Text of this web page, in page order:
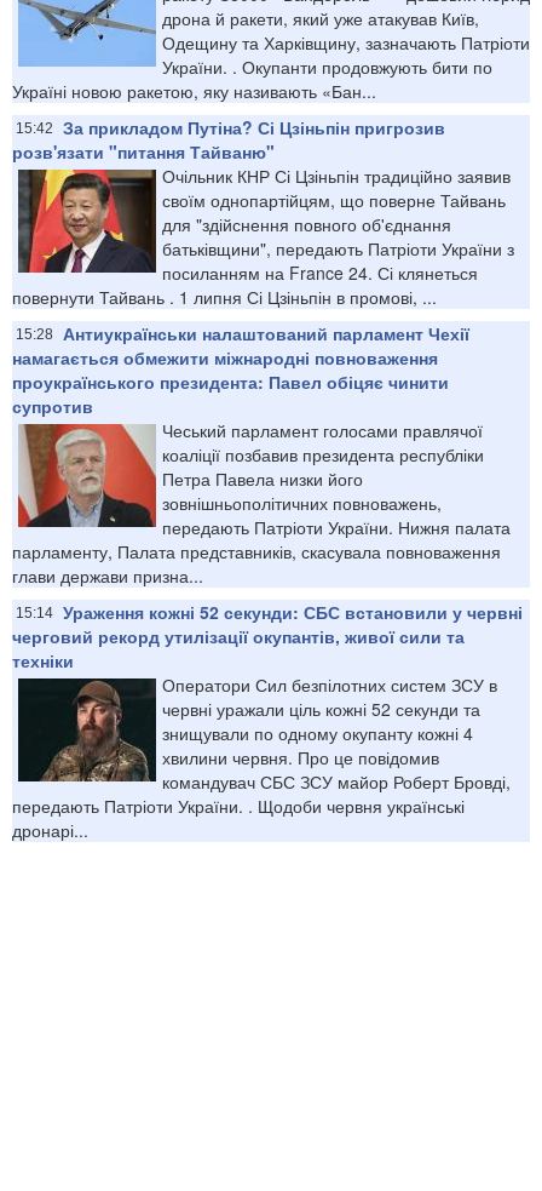
дрона й ракети, який уже атакував Київ,
Одещину та Харківщину, зазначають Патріоти
України. . Окупанти продовжують бити по
Україні новою ракетою, яку називають «Бан...
15:42
За прикладом Путіна? Сі Цзіньпін пригрозив
розв'язати "питання Тайваню"
Очільник КНР Сі Цзіньпін традиційно заявив
своїм однопартійцям, що поверне Тайвань
для "здійснення повного об'єднання
батьківщини", передають Патріоти України з
посиланням на France 24. Сі клянеться
повернути Тайвань . 1 липня Сі Цзіньпін в промові, ...
15:28
Антиукраїнськи налаштований парламент Чехії
намагається обмежити міжнародні повноваження
проукраїнського президента: Павел обіцяє чинити
супротив
Чеський парламент голосами правлячої
коаліції позбавив президента республіки
Петра Павела низки його
зовнішньополітичних повноважень,
передають Патріоти України. Нижня палата
парламенту, Палата представників, скасувала повноваження
глави держави призна...
15:14 Ураження кожні 52 секунди: ​СБС встановили у червні
черговий рекорд утилізації окупантів, живої сили та
техніки
Оператори Сил безпілотних систем ЗСУ в
червні уражали ціль кожні 52 секунди та
знищували по одному окупанту кожні 4
хвилини червня. Про це повідомив
командувач СБС ЗСУ майор Роберт Бровді,
передають Патріоти України. . Щодоби червня українські
дронарі...